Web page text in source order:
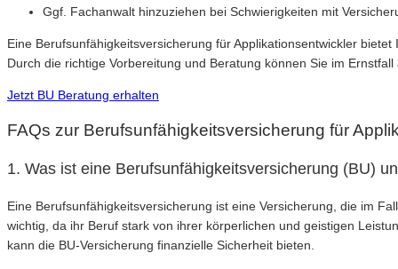
Ggf. Fachanwalt hinzuziehen bei Schwierigkeiten mit
Eine Berufsunfähigkeitsversicherung für Applikationsentwickler
Durch die richtige Vorbereitung und Beratung können Sie im
Jetzt BU Beratung erhalten
FAQs zur Berufsunfähigkeitsversicherung für
1. Was ist eine Berufsunfähigkeitsversicherung (BU)
Eine Berufsunfähigkeitsversicherung ist eine Versicherung, die im
wichtig, da ihr Beruf stark von ihrer körperlichen und geistigen
kann die BU-Versicherung finanzielle Sicherheit bieten.